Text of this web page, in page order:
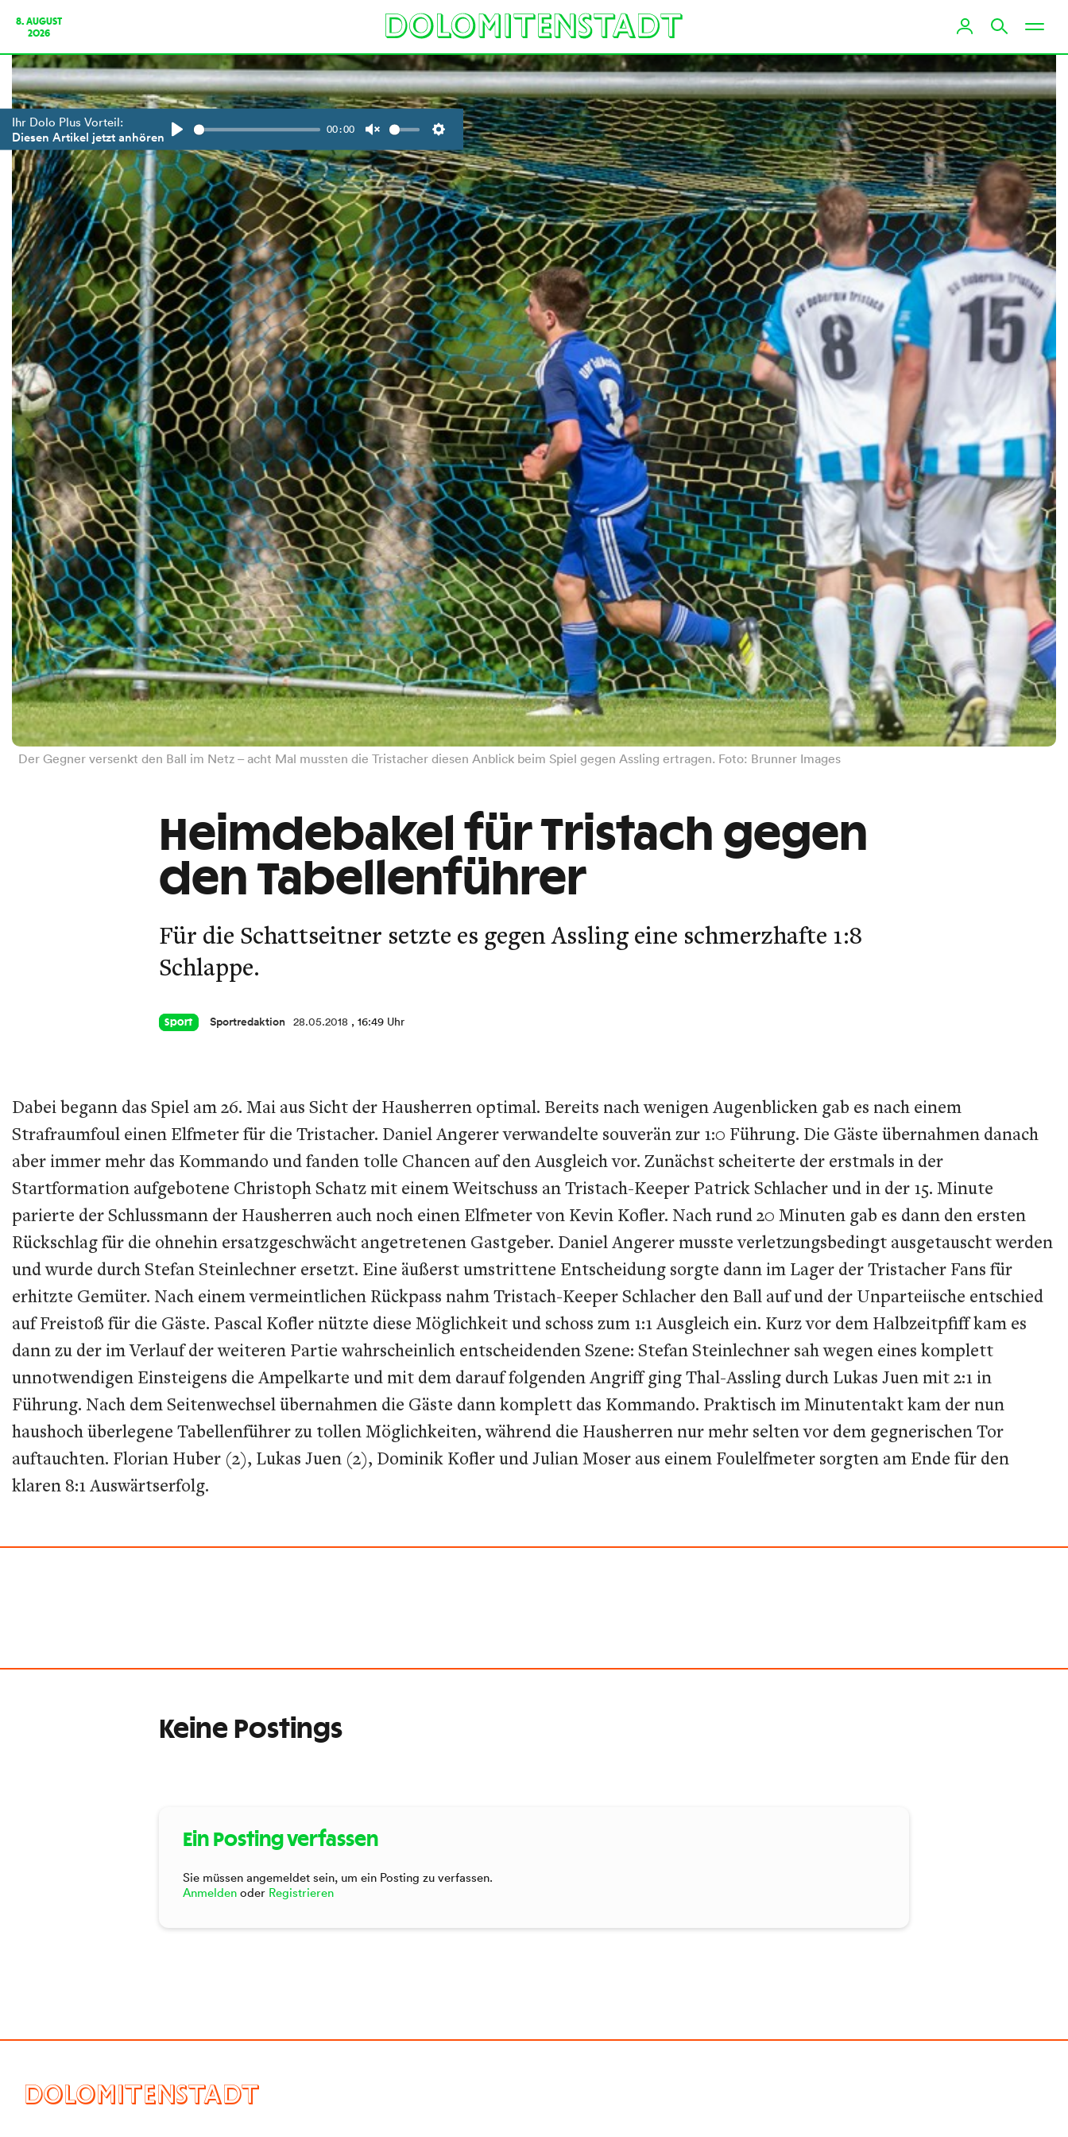
8. AUGUST
2026
Ihr Dolo Plus Vorteil:
Diesen Artikel jetzt anhören
Play
00:00
Unmute Settings
Der Gegner versenkt den Ball im Netz – acht Mal mussten die Tristacher diesen Anblick beim Spiel gegen Assling ertragen. Foto: Brunner Images
Heimdebakel für Tristach gegen
den Tabellenführer
Für die Schattseitner setzte es gegen Assling eine schmerzhafte 1:8
Schlappe.
Sport Sportredaktion 28.05.2018 , 16:49 Uhr
Dabei begann das Spiel am 26. Mai aus Sicht der Hausherren optimal. Bereits nach wenigen Augenblicken gab es nach einem
Strafraumfoul einen Elfmeter für die Tristacher. Daniel Angerer verwandelte souverän zur 1:0 Führung. Die Gäste übernahmen danach
aber immer mehr das Kommando und fanden tolle Chancen auf den Ausgleich vor. Zunächst scheiterte der erstmals in der
Startformation aufgebotene Christoph Schatz mit einem Weitschuss an Tristach-Keeper Patrick Schlacher und in der 15. Minute
parierte der Schlussmann der Hausherren auch noch einen Elfmeter von Kevin Kofler. Nach rund 20 Minuten gab es dann den ersten
Rückschlag für die ohnehin ersatzgeschwächt angetretenen Gastgeber. Daniel Angerer musste verletzungsbedingt ausgetauscht werden
und wurde durch Stefan Steinlechner ersetzt. Eine äußerst umstrittene Entscheidung sorgte dann im Lager der Tristacher Fans für
erhitzte Gemüter. Nach einem vermeintlichen Rückpass nahm Tristach-Keeper Schlacher den Ball auf und der Unparteiische entschied
auf Freistoß für die Gäste. Pascal Kofler nützte diese Möglichkeit und schoss zum 1:1 Ausgleich ein. Kurz vor dem Halbzeitpfiff kam es
dann zu der im Verlauf der weiteren Partie wahrscheinlich entscheidenden Szene: Stefan Steinlechner sah wegen eines komplett
unnotwendigen Einsteigens die Ampelkarte und mit dem darauf folgenden Angriff ging Thal-Assling durch Lukas Juen mit 2:1 in
Führung. Nach dem Seitenwechsel übernahmen die Gäste dann komplett das Kommando. Praktisch im Minutentakt kam der nun
haushoch überlegene Tabellenführer zu tollen Möglichkeiten, während die Hausherren nur mehr selten vor dem gegnerischen Tor
auftauchten. Florian Huber (2), Lukas Juen (2), Dominik Kofler und Julian Moser aus einem Foulelfmeter sorgten am Ende für den
klaren 8:1 Auswärtserfolg.
Keine Postings
Ein Posting verfassen
Sie müssen angemeldet sein, um ein Posting zu verfassen.
Anmelden oder Registrieren
DOLOMITENSTADT